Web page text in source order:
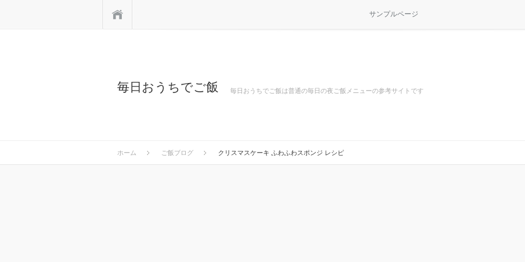
サンプルページ
毎日おうちでご飯 毎日おうちでご飯は普通の毎日の夜ご飯メニューの参考サイトです
ホーム ご飯ブログ クリスマスケーキ ふわふわスポンジ レシピ